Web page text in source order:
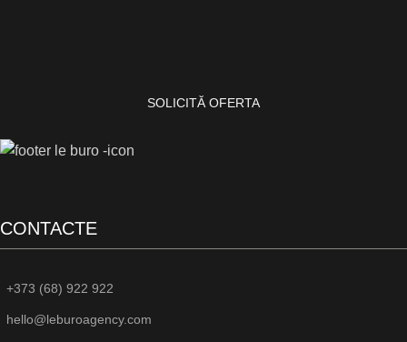
SOLICITĂ OFERTA
CONTACTE
+373 (68) 922 922
hello@leburoagency.com